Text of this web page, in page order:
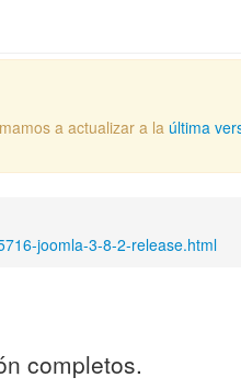
a actualizar a la última
joomla-3-8-2-release.html
completos.